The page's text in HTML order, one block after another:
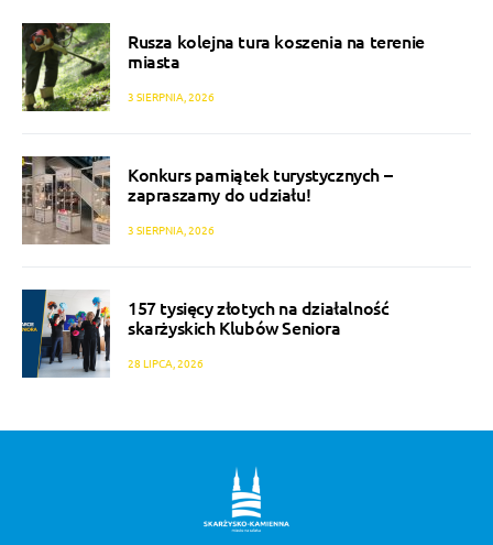
Rusza kolejna tura koszenia na terenie
miasta
3 SIERPNIA, 2026
Konkurs pamiątek turystycznych –
zapraszamy do udziału!
3 SIERPNIA, 2026
157 tysięcy złotych na działalność
skarżyskich Klubów Seniora
28 LIPCA, 2026